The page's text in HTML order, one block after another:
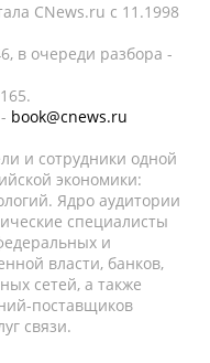
CNews.ru c 11.1998
в очереди разбора -
book@cnews.ru
и сотрудники одной
экономики:
Ядро аудитории
специалисты
и
власти, банков,
сетей, а также
поставщиков
связи.